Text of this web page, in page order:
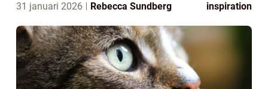
31 januari 2026 Rebecca Sundberg inspiration